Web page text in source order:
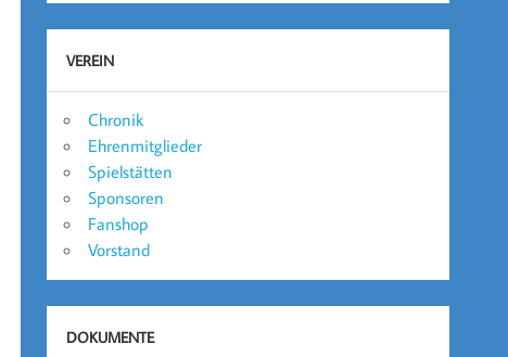
VEREIN
Chronik
Ehrenmitglieder
Spielstätten
Sponsoren
Fanshop
Vorstand
DOKUMENTE